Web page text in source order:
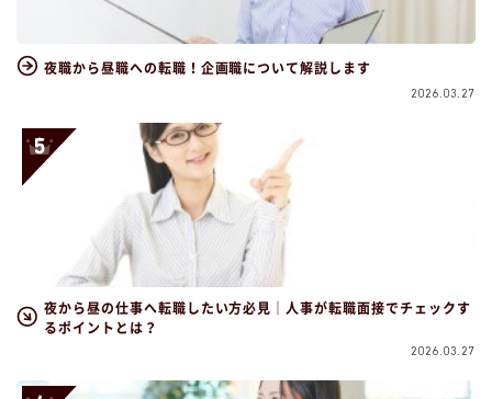
夜職から昼職への転職！企画職について解説します
2026.03.27
夜から昼の仕事へ転職したい方必見｜人事が転職面接でチェックす
るポイントとは？
2026.03.27